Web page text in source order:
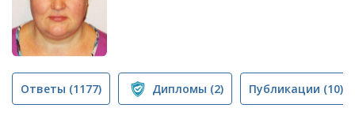
Ответы (1177) Дипломы (2) Публикации (10)